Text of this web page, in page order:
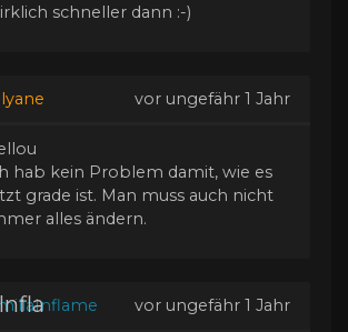
schneller dann :-)
vor ungefähr 1 Jahr
hab kein Problem damit, wie es
grade ist. Man muss auch nicht
alles ändern.
vor ungefähr 1 Jahr